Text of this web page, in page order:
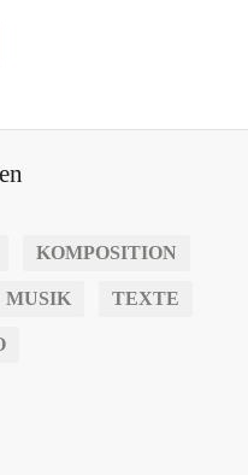
KOMPOSITION
MUSIK TEXTE